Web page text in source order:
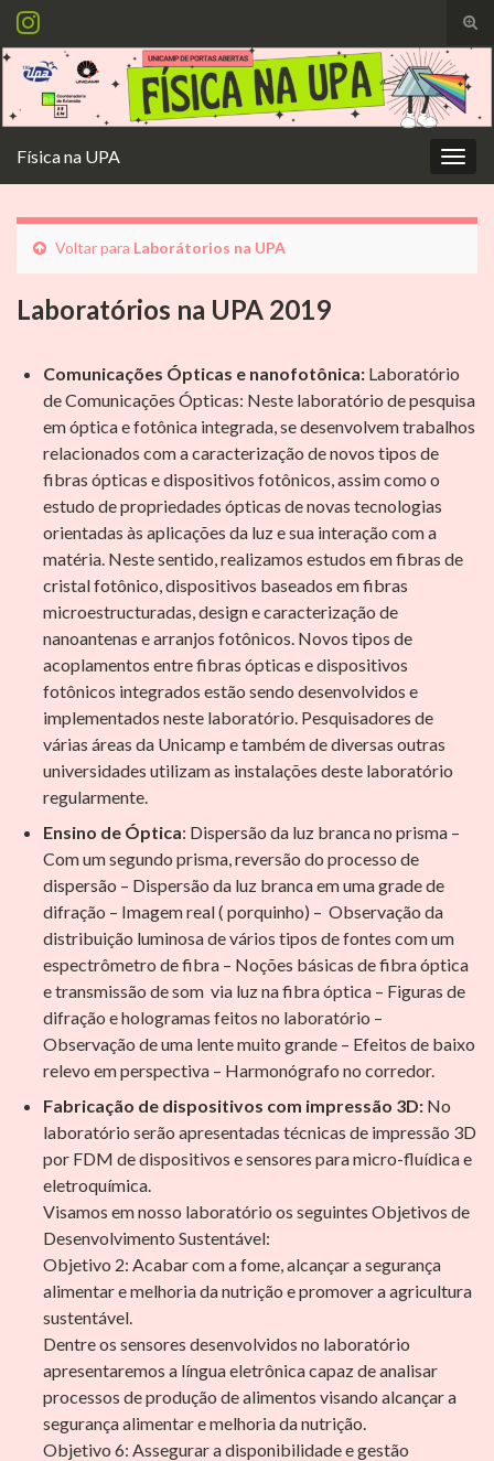
de
Search for:
Física na UPA
Voltar para Laborátorios na UPA
Laboratórios na UPA 2019
Comunicações Ópticas e nanofotônica: Laboratório
de Comunicações Ópticas: Neste laboratório de pesquisa
em óptica e fotônica integrada, se desenvolvem trabalhos
relacionados com a caracterização de novos tipos de
fibras ópticas e dispositivos fotônicos, assim como o
estudo de propriedades ópticas de novas tecnologias
orientadas às aplicações da luz e sua interação com a
matéria. Neste sentido, realizamos estudos em fibras de
cristal fotônico, dispositivos baseados em fibras
microestructuradas, design e caracterização de
nanoantenas e arranjos fotônicos. Novos tipos de
acoplamentos entre fibras ópticas e dispositivos
fotônicos integrados estão sendo desenvolvidos e
implementados neste laboratório. Pesquisadores de
várias áreas da Unicamp e também de diversas outras
universidades utilizam as instalações deste laboratório
regularmente.
Ensino de Óptica: Dispersão da luz branca no prisma –
Com um segundo prisma, reversão do processo de
dispersão – Dispersão da luz branca em uma grade de
difração – Imagem real ( porquinho) – Observação da
distribuição luminosa de vários tipos de fontes com um
espectrômetro de fibra – Noções básicas de fibra óptica
e transmissão de som via luz na fibra óptica – Figuras de
difração e hologramas feitos no laboratório –
Observação de uma lente muito grande – Efeitos de baixo
relevo em perspectiva – Harmonógrafo no corredor.
Fabricação de dispositivos com impressão 3D: No
laboratório serão apresentadas técnicas de impressão 3D
por FDM de dispositivos e sensores para micro-fluídica e
eletroquímica.
Visamos em nosso laboratório os seguintes Objetivos de
Desenvolvimento Sustentável:
Objetivo 2: Acabar com a fome, alcançar a segurança
alimentar e melhoria da nutrição e promover a agricultura
sustentável.
Dentre os sensores desenvolvidos no laboratório
apresentaremos a língua eletrônica capaz de analisar
processos de produção de alimentos visando alcançar a
segurança alimentar e melhoria da nutrição.
Objetivo 6: Assegurar a disponibilidade e gestão